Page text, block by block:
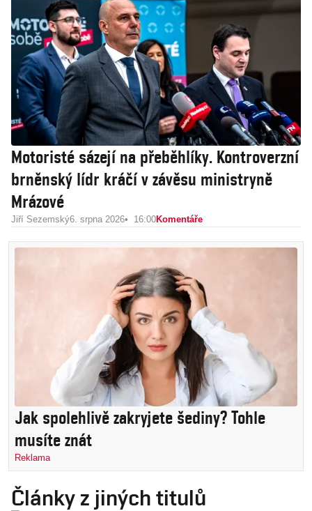
Motoristé sázejí na přeběhlíky. Kontroverzní
brněnský lídr kráčí v závěsu ministryně
Mrázové
Jiří Sezemský6. srpna 2026 16:00Komentáře
Jak spolehlivě zakryjete šediny? Tohle
musíte znát
Reklama
Články z jiných titulů